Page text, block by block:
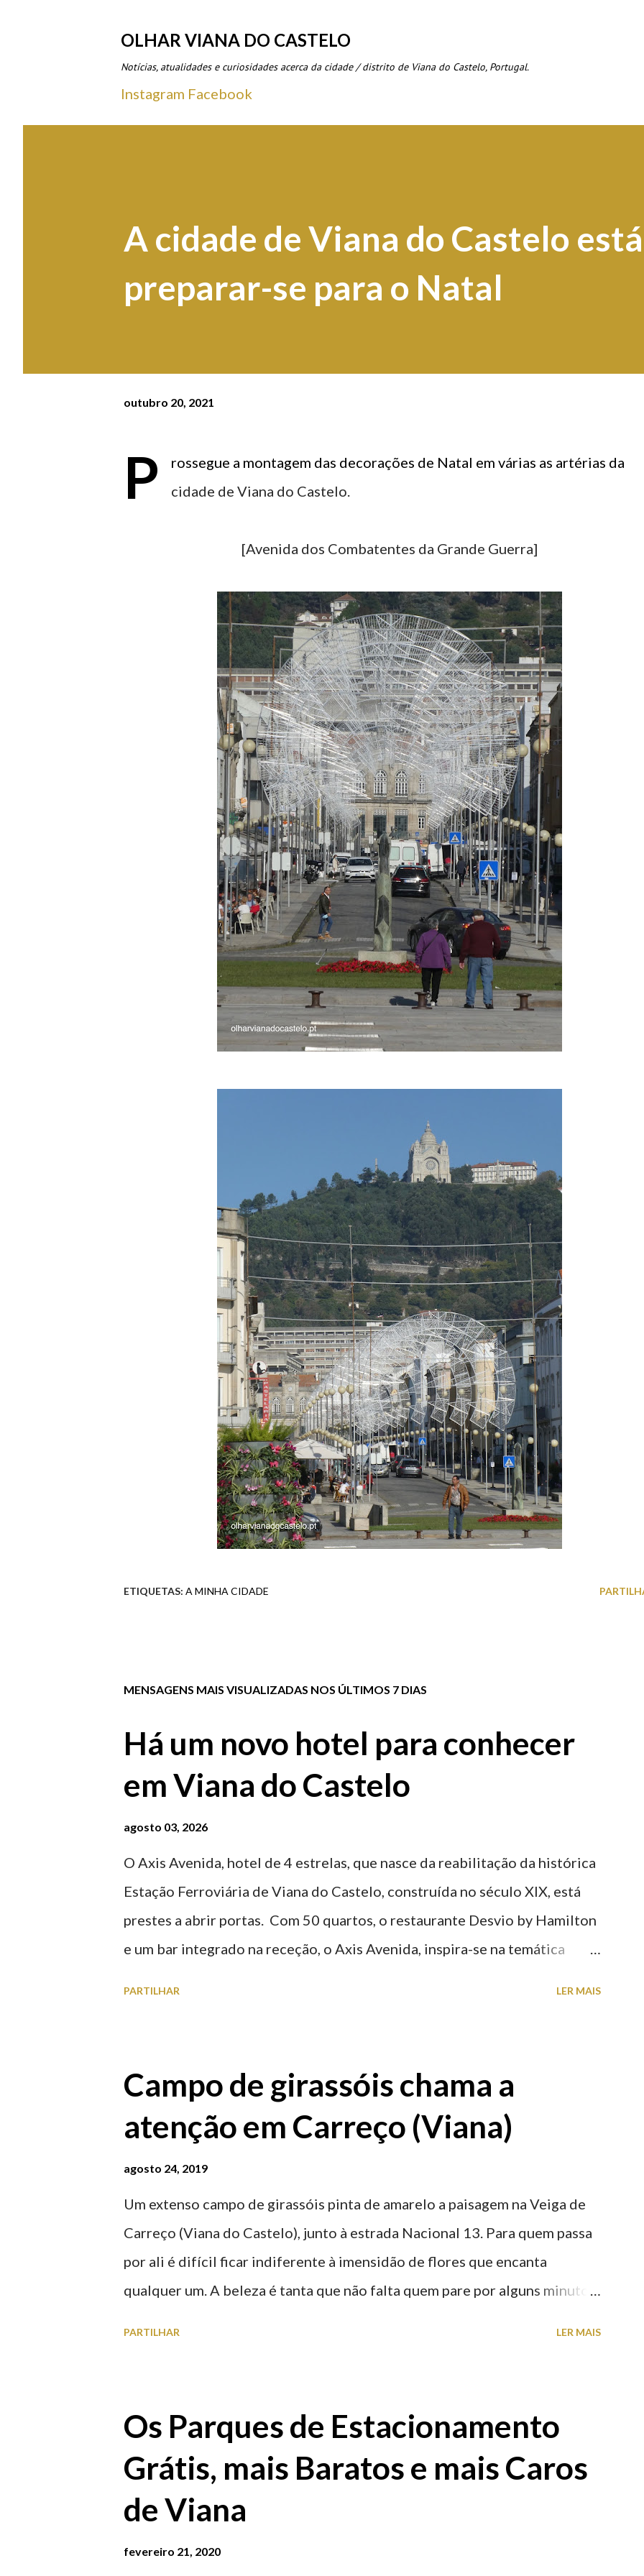
OLHAR VIANA DO CASTELO
Notícias, atualidades e curiosidades acerca da cidade / distrito de Viana do Castelo, Portugal.
Instagram Facebook
A cidade de Viana do Castelo
preparar-se para o Natal
outubro 20, 2021
P
rossegue a montagem das decorações de Natal em várias as artérias da
cidade de Viana do Castelo.
[Avenida dos Combatentes da Grande Guerra]
ETIQUETAS: A MINHA CIDADE
MENSAGENS MAIS VISUALIZADAS NOS ÚLTIMOS 7 DIAS
Há um novo hotel para conhecer
em Viana do Castelo
agosto 03, 2026
O Axis Avenida, hotel de 4 estrelas, que nasce da reabilitação da histórica
Estação Ferroviária de Viana do Castelo, construída no século XIX, está
prestes a abrir portas. Com 50 quartos, o restaurante Desvio by Hamilton
e um bar integrado na receção, o Axis Avenida, inspira-se na temática
PARTILHAR LER MAIS
Campo de girassóis chama a
atenção em Carreço (Viana)
agosto 24, 2019
Um extenso campo de girassóis pinta de amarelo a paisagem na Veiga de
Carreço (Viana do Castelo), junto à estrada Nacional 13. Para quem passa
por ali é difícil ficar indiferente à imensidão de flores que encanta
qualquer um. A beleza é tanta que não falta quem pare por alguns minutos
PARTILHAR LER MAIS
Os Parques de Estacionamento
Grátis, mais Baratos e mais Caros
de Viana
fevereiro 21, 2020